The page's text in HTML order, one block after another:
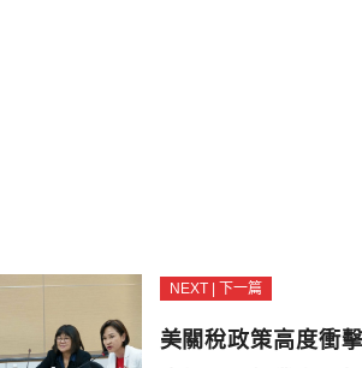
NEXT | 下一篇
美關稅政策高度衝